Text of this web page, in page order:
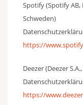
Spotify (Spotify AB,
Schweden)
https://
Deezer (Deezer
https://